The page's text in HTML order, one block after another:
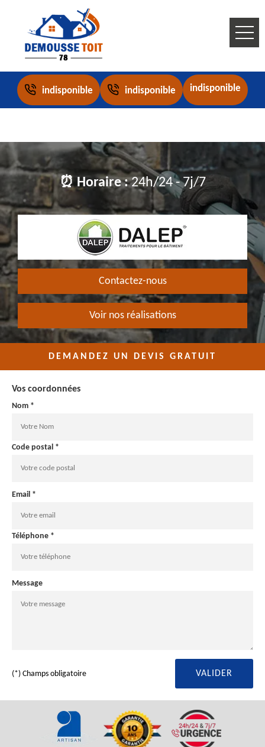
indisponible indisponible indisponible
⏰ Horaire :24h/24 - 7j/7
Contactez-nous
Voir nos réalisations
DEMANDEZ UN DEVIS GRATUIT
Vos coordonnées
Nom *
Code postal *
Email *
Téléphone *
Message
(*) Champs obligatoire